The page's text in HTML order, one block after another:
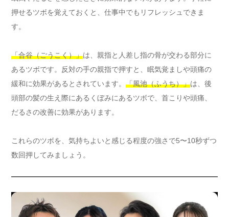
押せるツボを覚えておくと、仕事中でもリフレッシュできま
す。
「合谷（ごうこく）」は、親指と人差し指の骨が交わる部分に
あるツボです。反対の手の親指で押すと、眠気覚ましや頭痛の
緩和に効果があるとされています。 「風池（ふうち）」は、後
頭部の髪の生え際にあるくぼみにあるツボで、首こりや頭痛、
だるさの改善に効果があります。
これらのツボを、気持ちよいと感じる程度の強さで5〜10秒ずつ
数回押してみましょう。